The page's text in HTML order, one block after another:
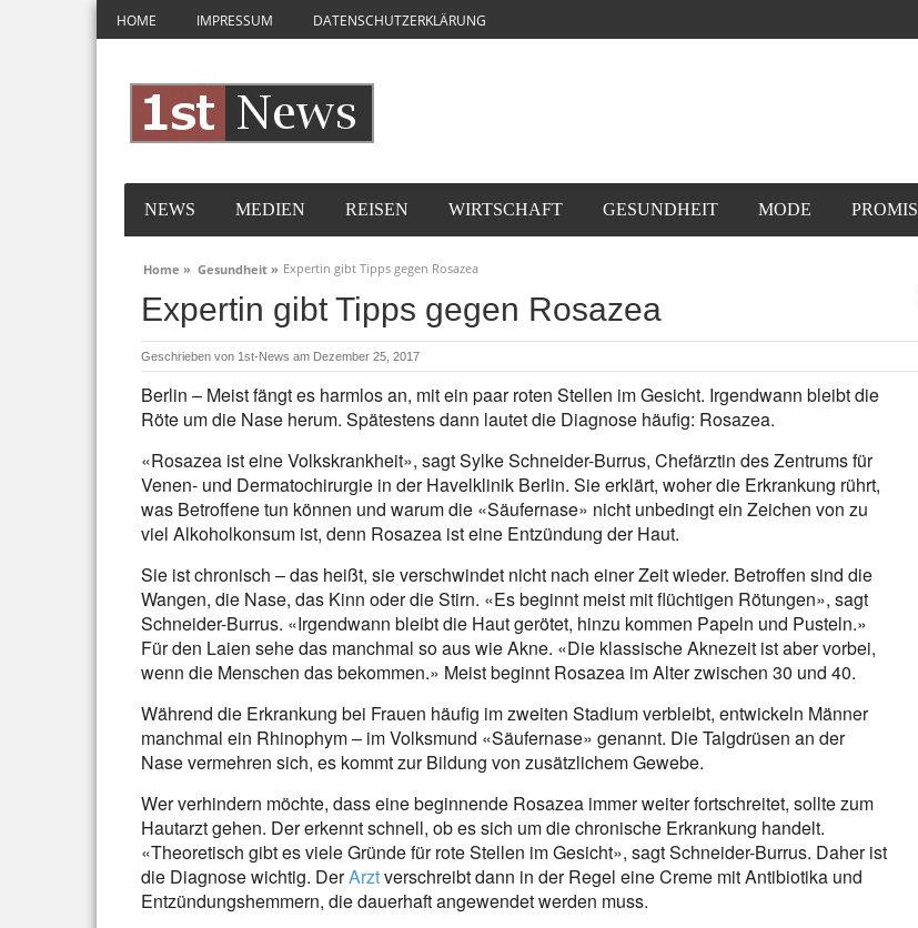
HOME IMPRESSUM DATENSCHUTZERKLÄRUNG
NEWS MEDIEN REISEN WIRTSCHAFT GESUNDHEIT MODE PROMIS
Home » Gesundheit » Expertin gibt Tipps gegen Rosazea
Expertin gibt Tipps gegen Rosazea
Geschrieben von 1st-News am Dezember 25, 2017
Berlin – Meist fängt es harmlos an, mit ein paar roten Stellen im Gesicht. Irgendwann bleibt die
Röte um die Nase herum. Spätestens dann lautet die Diagnose häufig: Rosazea.
«Rosazea ist eine Volkskrankheit», sagt Sylke Schneider-Burrus, Chefärztin des Zentrums für
Venen- und Dermatochirurgie in der Havelklinik Berlin. Sie erklärt, woher die Erkrankung rührt,
was Betroffene tun können und warum die «Säufernase» nicht unbedingt ein Zeichen von zu
viel Alkoholkonsum ist, denn Rosazea ist eine Entzündung der Haut.
Sie ist chronisch – das heißt, sie verschwindet nicht nach einer Zeit wieder. Betroffen sind die
Wangen, die Nase, das Kinn oder die Stirn. «Es beginnt meist mit flüchtigen Rötungen», sagt
Schneider-Burrus. «Irgendwann bleibt die Haut gerötet, hinzu kommen Papeln und Pusteln.»
Für den Laien sehe das manchmal so aus wie Akne. «Die klassische Aknezeit ist aber vorbei,
wenn die Menschen das bekommen.» Meist beginnt Rosazea im Alter zwischen 30 und 40.
Während die Erkrankung bei Frauen häufig im zweiten Stadium verbleibt, entwickeln Männer
manchmal ein Rhinophym – im Volksmund «Säufernase» genannt. Die Talgdrüsen an der
Nase vermehren sich, es kommt zur Bildung von zusätzlichem Gewebe.
Wer verhindern möchte, dass eine beginnende Rosazea immer weiter fortschreitet, sollte zum
Hautarzt gehen. Der erkennt schnell, ob es sich um die chronische Erkrankung handelt.
«Theoretisch gibt es viele Gründe für rote Stellen im Gesicht», sagt Schneider-Burrus. Daher ist
die Diagnose wichtig. DerArztverschreibt dann in der Regel eine Creme mit Antibiotika und
Entzündungshemmern, die dauerhaft angewendet werden muss.